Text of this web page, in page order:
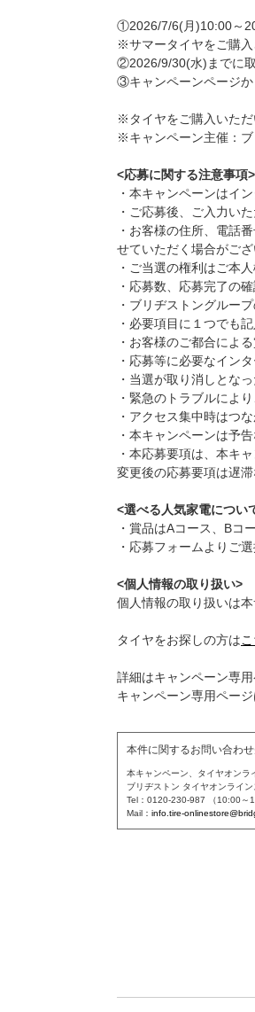
①2026/7/6(月)10:00～
※サマータイヤをご購
②2026/9/30(水)までに
③キャンペーンページか
※タイヤをご購入いただ
※キャンペーン主催：
<応募に関する注意事項>
・本キャンペーンはイ
・ご応募後、ご入力い
・お客様の住所、電話
せていただく場合がござ
・ご当選の権利はご本
・応募数、応募完了の
・ブリヂストングルー
・必要項目に１つでも
・お客様のご都合によ
・応募等に必要なイン
・当選が取り消しとな
・緊急のトラブルによ
・アクセス集中時はつ
・本キャンペーンは予
・本応募要項は、本キ
変更後の応募要項は遅
<選べる人気家電につい
・賞品はAコース、Bコ
・応募フォームよりご選
<個人情報の取り扱い>
個⼈情報の取り扱いは
タイヤをお探しの方は
詳細はキャンペーン専用
キャンペーン専用ページ
本件に関するお問い合わ
本キャンペーン、タイヤオンラ
ブリヂストン タイヤオンライ
Tel：0120-230-987 （10:00～
Mail： info.tire-